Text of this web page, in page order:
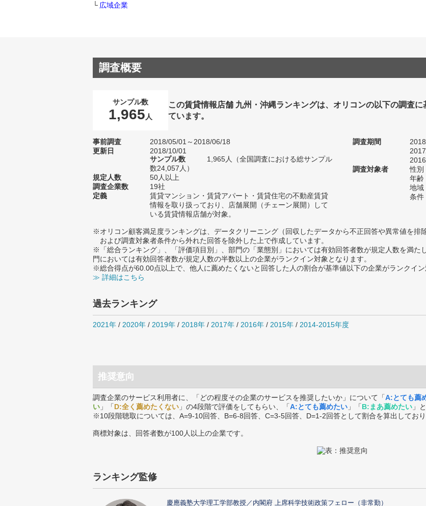
広域企業
調査概要
サンプル数
1,965 人
この賃貸情報店舗 九州・沖縄ランキングは、オリコンの以下の調査に
ています。
事前調査
2018/05/01～2018/06/18
更新日
2018/10/01
サンプル数
1,965人（全国調査における総サンプル
数24,057人）
規定人数
50人以上
調査企業数
19社
定義
賃貸マンション・賃貸アパート・賃貸住宅の不動産賃貸
情報を取り扱っており、店舗展開（チェーン展開）して
いる賃貸情報店舗が対象。
調査期間
調査対象者
性別
年齢
地域
条件
※オリコン顧客満足度ランキングは、データクリーニング（回収したデータから不正回答や異常値を排除
および調査対象者条件から外れた回答を除外した上で作成しています。
※「総合ランキング」、「評価項目別」、部門の「業態別」においては有効回答者数が規定人数を満た
門においては有効回答者数が規定人数の半数以上の企業がランクイン対象となります。
※総合得点が60.00点以上で、他人に薦めたくないと回答した人の割合が基準値以下の企業がランクイン
≫ 詳細はこちら
過去ランキング
2021年 / 2020年 / 2019年 / 2018年 / 2017年 / 2016年 / 2015年 / 2014-2015年度
推奨意向
調査企業のサービス利用者に、「どの程度その企業のサービスを推奨したいか」について「A:とても薦
い 」「D:全く薦めたくない 」の4段階で評価をしてもらい、「A:とても薦めたい 」「B:まあ薦めたい 」
※10段階聴取については、A=9-10回答、B=6-8回答、C=3-5回答、D=1-2回答として割合を算出しており
商標対象は、回答者数が100人以上の企業です。
ランキング監修
慶應義塾大学理工学部教授／内閣府 上席科学技術政策フェロー（非常勤）